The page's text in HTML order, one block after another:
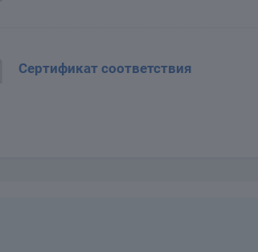
Сертификат соответствия